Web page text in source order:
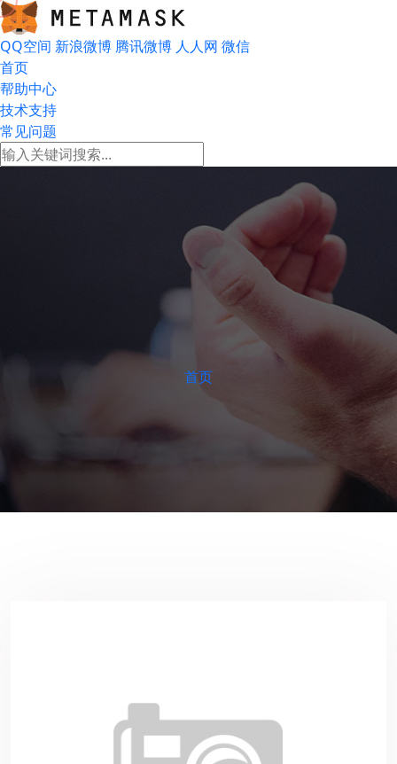
QQ空间 新浪微博 腾讯微博 人人网 微信
首页
帮助中心
技术支持
常见问题
首页